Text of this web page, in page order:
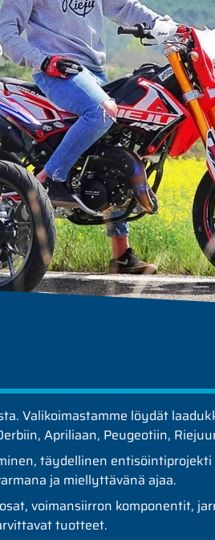
Valikoimastamme löydät
Apriliaan, Peugeotiin,
täydellinen
ja miellyttävänä ajaa.
voimansiirron komponentit,
tuotteet.